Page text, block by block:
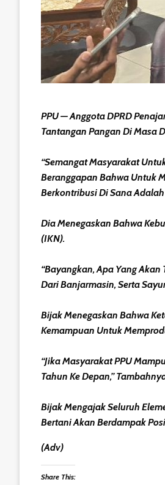
PPU — Anggota DPRD
Tantangan Pangan Di Masa
“Semangat Masyarakat
Beranggapan Bahwa Untuk
Berkontribusi Di Sana
Dia Menegaskan Bahwa
(IKN).
“Bayangkan, Apa Yang
Dari Banjarmasin, Serta
Bijak Menegaskan Bahwa
Kemampuan Untuk
“Jika Masyarakat PPU
Tahun Ke Depan,”
Bijak Mengajak Seluruh
Bertani Akan Berdampak
(adv)
Share This: